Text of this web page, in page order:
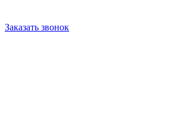
Заказать звонок